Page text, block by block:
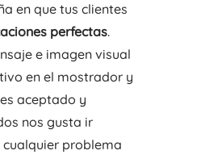
en que tus clientes
perfectas.
e imagen visual
en el mostrador y
aceptado y
nos gusta ir
problema